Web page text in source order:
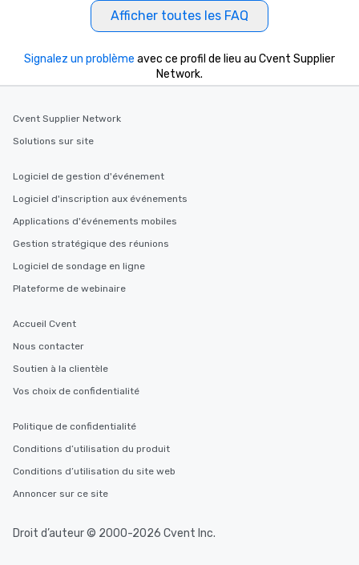
Afficher toutes les FAQ
Signalez un problème avec ce profil de lieu au Cvent Supplier
Network.
Cvent Supplier Network
Solutions sur site
Logiciel de gestion d'événement
Logiciel d'inscription aux événements
Applications d'événements mobiles
Gestion stratégique des réunions
Logiciel de sondage en ligne
Plateforme de webinaire
Accueil Cvent
Nous contacter
Soutien à la clientèle
Vos choix de confidentialité
Politique de confidentialité
Conditions d’utilisation du produit
Conditions d’utilisation du site web
Annoncer sur ce site
Droit d’auteur © 2000-2026 Cvent Inc.